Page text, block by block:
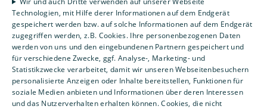
Karriere
Unternehmen
Kontakt
Um externe HTML-Inhalte anzuzeigen, benötigen wir
Ihre Einwilligung.
Weitere Informationen finden Sie in unserer
Technologien, mit Hilfe derer Informationen auf dem Endgerät
gespeichert werden bzw. auf solche Informationen auf dem Endgerät
zugegriffen werden, z.B. Cookies. Ihre personenbezogenen Daten
werden von uns und den eingebundenen Partnern gespeichert und
für verschiedene Zwecke, ggf. Analyse-, Marketing- und
Statistikzwecke verarbeitet, damit wir unseren Webseitenbesuchern
personalisierte Anzeigen oder Inhalte bereitstellen, Funktionen für
soziale Medien anbieten und Informationen über deren Interessen
und das Nutzerverhalten erhalten können. Cookies, die nicht